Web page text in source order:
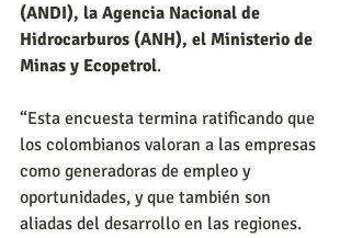
(ANDI), la Agencia Nacional de
Hidrocarburos (ANH), el Ministerio de
Minas y Ecopetrol.
“Esta encuesta termina ratificando que
los colombianos valoran a las empresas
como generadoras de empleo y
oportunidades, y que también son
aliadas del desarrollo en las regiones.